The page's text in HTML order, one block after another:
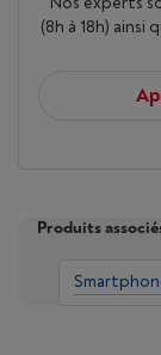
(8h à 18h) ainsi
Produits